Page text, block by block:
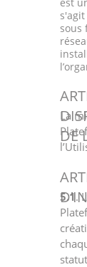
sous
DE
La
5.1.